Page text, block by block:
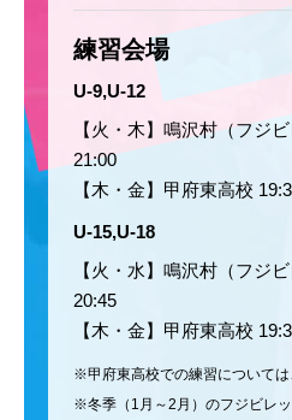
練習会場
U-9,U-12
【火・木】鳴沢村（フジ
21:00
【木・金】甲府東高校
U-15,U-18
【火・水】鳴沢村（フジ
20:45
【木・金】甲府東高校
※甲府東高校での練習については
※冬季（1月～2月）のフジビレ